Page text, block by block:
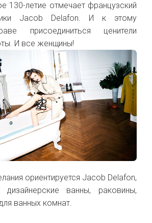
130-летие отмечает французский
Jacob Delafon. И к этому
присоединиться ценители
И все женщины!
ориентируется Jacob Delafon,
дизайнерские ванны, раковины,
ванных комнат.